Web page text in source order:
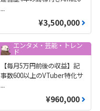
...
¥3,500,000
エンタメ・芸能・トレン
ド
【毎月5万円前後の収益】記
事数600以上のVTuber特化サ
...
¥960,000